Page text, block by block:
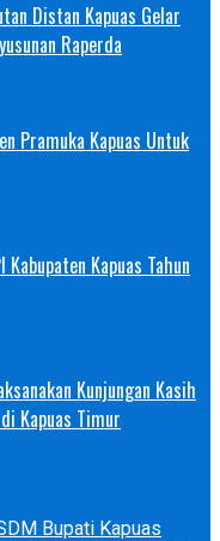
Distan Kapuas Gelar
Raperda
Pramuka Kapuas Untuk
Kabupaten Kapuas Tahun
Kunjungan Kasih
Kapuas Timur
Bupati Kapuas